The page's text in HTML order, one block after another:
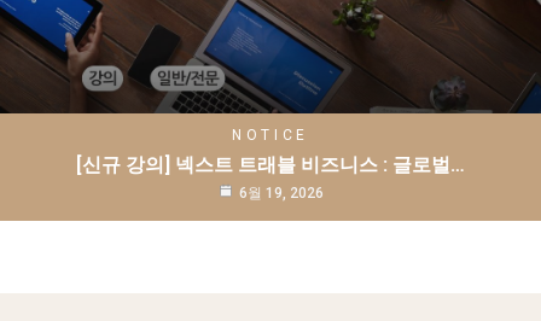
NOTICE
[신규 강의] 넥스트 트래블 비즈니스 : 글로벌…
6월 19, 2026